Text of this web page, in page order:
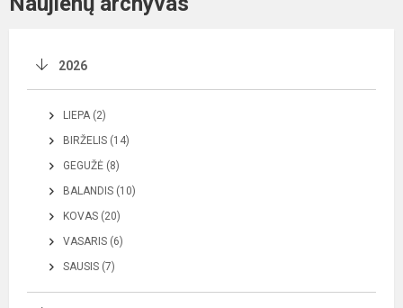
2026
LIEPA (2)
BIRŽELIS (14)
GEGUŽĖ (8)
BALANDIS (10)
KOVAS (20)
VASARIS (6)
SAUSIS (7)